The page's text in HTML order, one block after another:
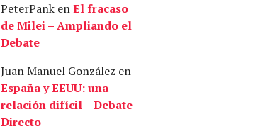
PeterPank enEl fracaso
de Milei – Ampliando el
Debate
Juan Manuel González en
España y EEUU: una
relación difícil – Debate
Directo